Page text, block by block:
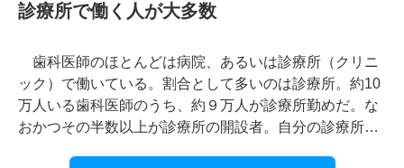
診療所で働く人が大多数
歯科医師のほとんどは病院、あるいは診療所（クリニ
ック）で働いている。割合として多いのは診療所。約10
万人いる歯科医師のうち、約９万人が診療所勤めだ。な
おかつその半数以上が診療所の開設者。自分の診療所…